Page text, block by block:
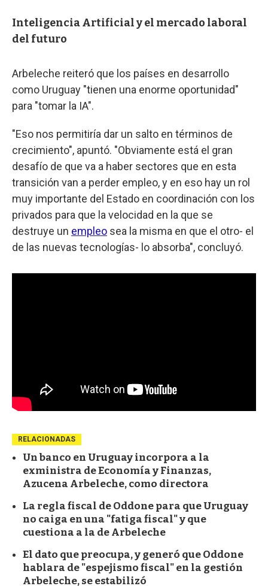
Inteligencia Artificial y el mercado laboral
del futuro
Arbeleche reiteró que los países en desarrollo
como Uruguay "tienen una enorme oportunidad"
para "tomar la IA".
"Eso nos permitiría dar un salto en términos de
crecimiento", apuntó. "Obviamente está el gran
desafío de que va a haber sectores que en esta
transición van a perder empleo, y en eso hay un rol
muy importante del Estado en coordinación con los
privados para que la velocidad en la que se
destruye un empleo sea la misma en que el otro- el
de las nuevas tecnologías- lo absorba", concluyó.
RELACIONADAS
Un banco en Uruguay incorpora a la
exministra de Economía y Finanzas,
Azucena Arbeleche, como directora
La regla fiscal de Oddone para que Uruguay
no caiga en una "fatiga fiscal" y que
cuestiona a la de Arbeleche
El dato que preocupa, y generó que Oddone
hablara de "espejismo fiscal" en la gestión
Arbeleche, se estabilizó